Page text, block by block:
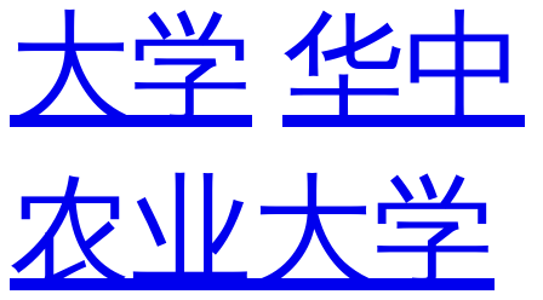
大学 华中
农业大学